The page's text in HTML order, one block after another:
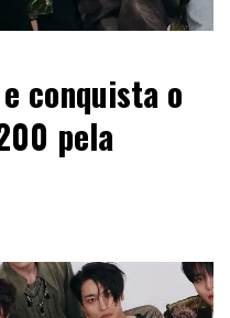
conquista o
pela